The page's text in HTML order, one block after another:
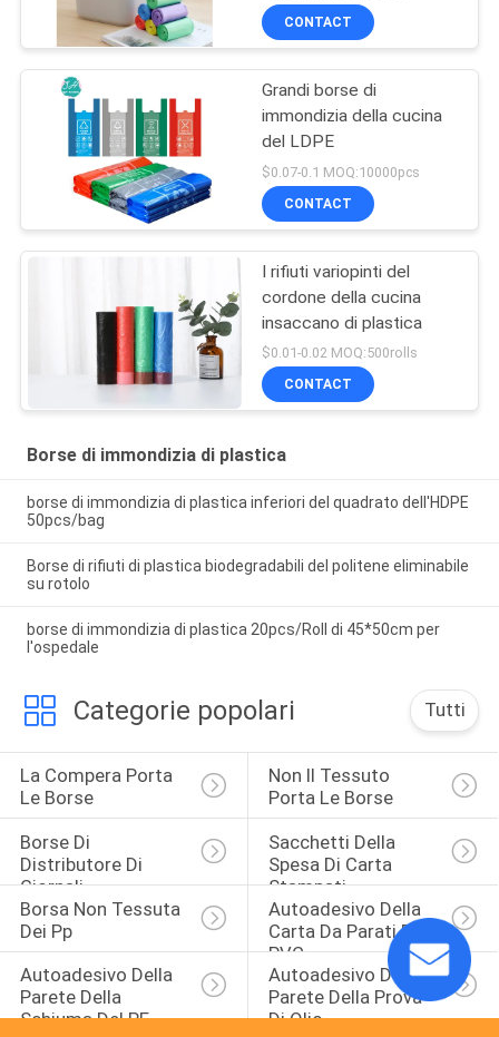
CONTACT
Grandi borse di
immondizia della cucina
del LDPE
$0.07-0.1 MOQ:10000pcs
CONTACT
I rifiuti variopinti del
cordone della cucina
insaccano di plastica
$0.01-0.02 MOQ:500rolls
CONTACT
Borse di immondizia di plastica
borse di immondizia di plastica inferiori del quadrato dell'HDPE
50pcs/bag
Borse di rifiuti di plastica biodegradabili del politene eliminabile
su rotolo
borse di immondizia di plastica 20pcs/Roll di 45*50cm per
l'ospedale
Categorie popolari Tutti
La Compera Porta
Le Borse
Non Il Tessuto
Porta Le Borse
Borse Di
Distributore Di
Giornali
Sacchetti Della
Spesa Di Carta
Stampati
Borsa Non Tessuta
Dei Pp
Autoadesivo Della
Carta Da Parati Del
PVC
Autoadesivo Della
Parete Della
Schiuma Del PE
Autoadesivo Della
Parete Della Prova
Di Olio